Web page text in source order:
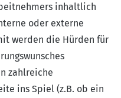
inhaltlich
oder externe
werden die Hürden für
zahlreiche
ins Spiel (z.B. ob ein